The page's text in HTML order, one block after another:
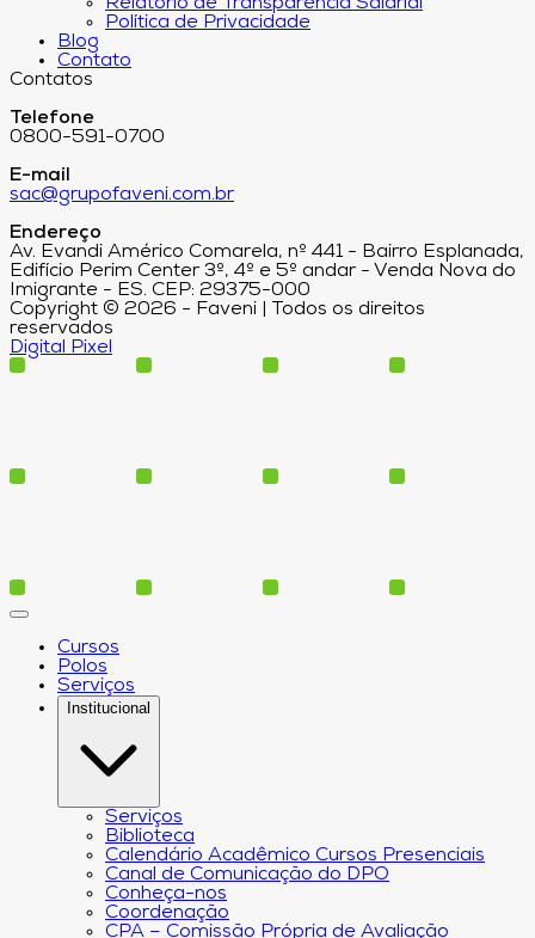
Relatório de Transparência Salarial
Política de Privacidade
Blog
Contato
Contatos
Telefone
0800-591-0700
E-mail
sac@grupofaveni.com.br
Endereço
Av. Evandi Américo Comarela, nº 441 - Bairro Esplanada,
Edifício Perim Center 3º, 4º e 5º andar - Venda Nova do
Imigrante - ES. CEP: 29375-000
Copyright © 2026 - Faveni | Todos os direitos
reservados
Digital Pixel
Cursos
Polos
Serviços
Institucional
Serviços
Biblioteca
Calendário Acadêmico Cursos Presenciais
Canal de Comunicação do DPO
Conheça-nos
Coordenação
CPA – Comissão Própria de Avaliação